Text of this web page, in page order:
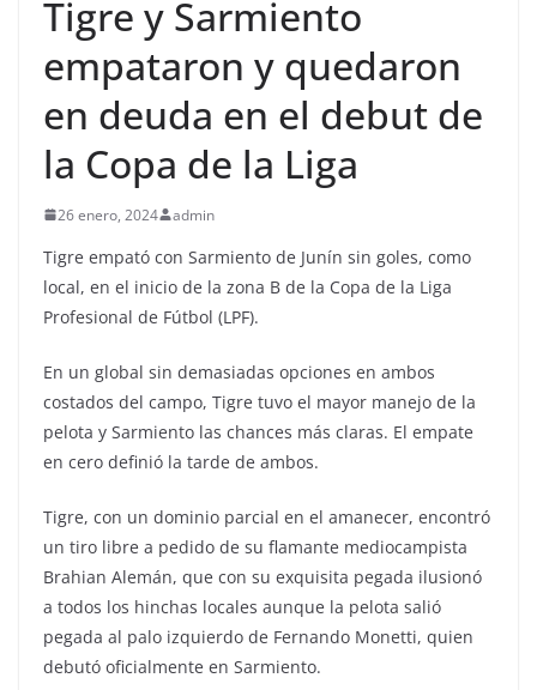
Tigre y Sarmiento
empataron y quedaron
en deuda en el debut de
la Copa de la Liga
26 enero, 2024 admin
Tigre empató con Sarmiento de Junín sin goles, como
local, en el inicio de la zona B de la Copa de la Liga
Profesional de Fútbol (LPF).
En un global sin demasiadas opciones en ambos
costados del campo, Tigre tuvo el mayor manejo de la
pelota y Sarmiento las chances más claras. El empate
en cero definió la tarde de ambos.
Tigre, con un dominio parcial en el amanecer, encontró
un tiro libre a pedido de su flamante mediocampista
Brahian Alemán, que con su exquisita pegada ilusionó
a todos los hinchas locales aunque la pelota salió
pegada al palo izquierdo de Fernando Monetti, quien
debutó oficialmente en Sarmiento.